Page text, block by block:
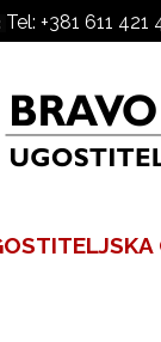
Tel: +381 611 421